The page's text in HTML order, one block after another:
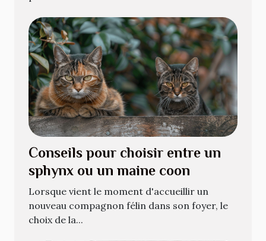
Conseils pour choisir entre un
sphynx ou un maine coon
Lorsque vient le moment d'accueillir un
nouveau compagnon félin dans son foyer, le
choix de la...